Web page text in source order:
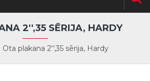
Ota plakana 2'',35 sērija, Hardy
2'',35 SĒRIJA, HARDY